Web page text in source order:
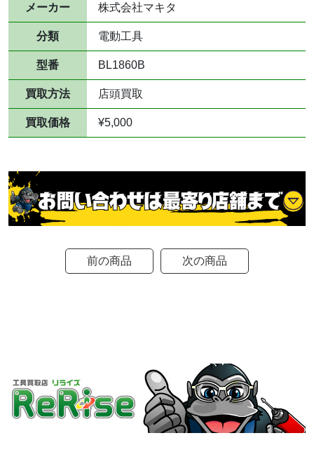
メーカー 株式会社マキタ
分類 電動工具
型番 BL1860B
買取方法 店頭買取
買取価格 ¥5,000
前の商品 次の商品